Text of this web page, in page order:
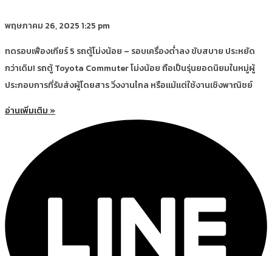
พฤษภาคม 26, 20251:25 pm
ทดรอบเฟืองเกียร์ 5 รถตู้โม่งน้อย – รอบเครื่องต่ำลง ขับสบาย ประหยัด
กว่าเดิม! รถตู้ Toyota Commuter โม่งน้อย ถือเป็นรุ่นยอดนิยมในหมู่ผู้
ประกอบการที่รับส่งผู้โดยสาร วิ่งงานไกล หรือแม้แต่ใช้งานเชิงพาณิชย์
อ่านเพิ่มเติม »